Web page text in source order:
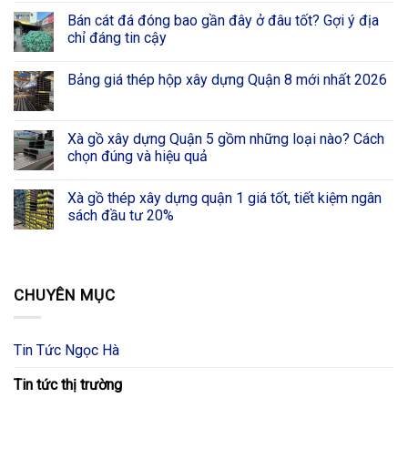
Bán cát đá đóng bao gần đây ở đâu tốt? Gợi ý địa
chỉ đáng tin cậy
Bảng giá thép hộp xây dựng Quận 8 mới nhất 2026
Xà gồ xây dựng Quận 5 gồm những loại nào? Cách
chọn đúng và hiệu quả
Xà gồ thép xây dựng quận 1 giá tốt, tiết kiệm ngân
sách đầu tư 20%
CHUYÊN MỤC
Tin Tức Ngọc Hà
Tin tức thị trường